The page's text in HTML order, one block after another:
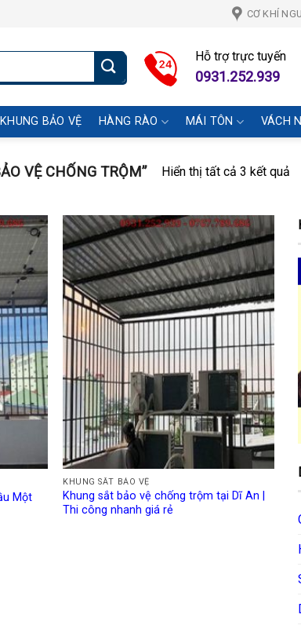
CƠ KHÍ
Hỗ trợ trực tuyến
0931.252.939
KHUNG BẢO VỆ HÀNG RÀO MÁI TÔN VÁCH
VỆ CHỐNG TRỘM” Hiển thị tất cả 3 kết quả
Một
KHUNG SẮT BẢO VỆ
Khung sắt bảo vệ chống trộm tại Dĩ An |
Thi công nhanh giá rẻ